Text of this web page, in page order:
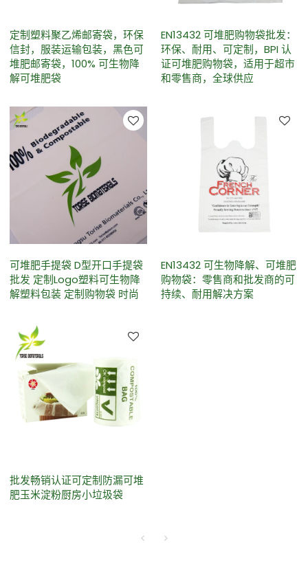
定制塑料聚乙烯邮寄袋，环保
信封，服装运输包装，黑色可
堆肥邮寄袋，100% 可生物降
解可堆肥袋
EN13432 可堆肥购物袋批发：
环保、耐用、可定制，BPI 认
证可堆肥购物袋，适用于超市
和零售商，全球供应
可堆肥手提袋 D型开口手提袋
批发 定制Logo塑料可生物降
解塑料包装 定制购物袋 时尚
EN13432 可生物降解、可堆肥
购物袋：零售商和批发商的可
持续、耐用解决方案
批发畅销认证可定制防漏可堆
肥玉米淀粉厨房小垃圾袋